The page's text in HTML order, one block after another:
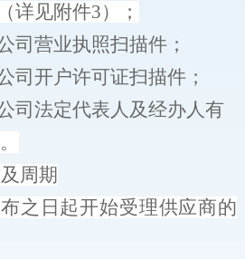
详见附件3）；
司营业执照扫描件；
司开户许可证扫描件；
司法定代表人及经办人有
。
及周期
之日起开始受理供应商的